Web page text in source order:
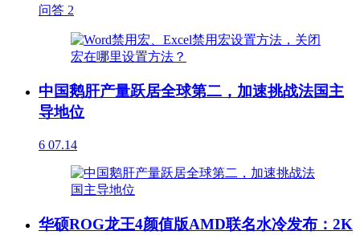
问答 2
中国鹅肝产量跃居全球第二，加速挑战法国主
导地位
6 07.14
华硕ROG龙王4颜值版AMD联名水冷发布：2K